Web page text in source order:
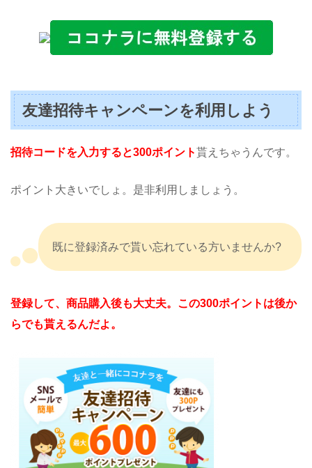
友達招待キャンペーンを利用しよう
招待コードを入力すると300ポイント貰えちゃうんです。
ポイント大きいでしょ。是非利用しましょう。
既に登録済みで貰い忘れている方いませんか?
登録して、商品購入後も大丈夫。この300ポイントは後か
らでも貰えるんだよ。